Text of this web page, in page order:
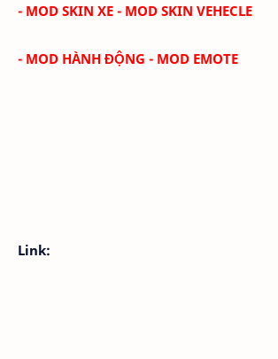
- MOD SKIN XE - MOD SKIN VEHECLE
- MOD HÀNH ĐỘNG - MOD EMOTE
Link: